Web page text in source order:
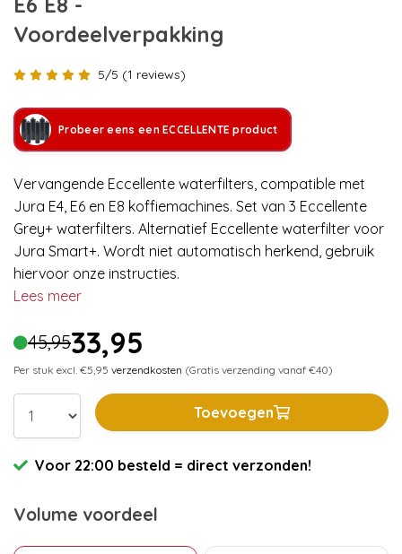
Voordeelverpakking
5/5 (1 reviews)
Probeer eens een ECCELLENTE product
Vervangende Eccellente waterfilters, compatible met
Jura E4, E6 en E8 koffiemachines. Set van 3 Eccellente
Grey+ waterfilters. Alternatief Eccellente waterfilter voor
Jura Smart+. Wordt niet automatisch herkend, gebruik
hiervoor onze instructies.
Lees meer
45,9533,95
Per stuk excl. €5,95 verzendkosten (Gratis verzending vanaf €40)
Toevoegen
Voor 22:00 besteld = direct verzonden!
Volume voordeel